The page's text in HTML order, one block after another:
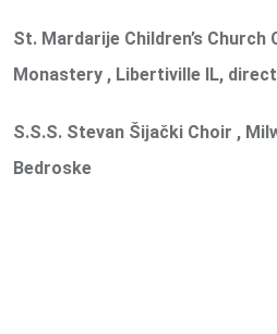
St. Mardarije Children’s Church
Monastery , Libertiville IL,
S.S.S. Stevan Šijački Choir ,
Bedroske